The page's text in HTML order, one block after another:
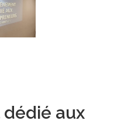
aux